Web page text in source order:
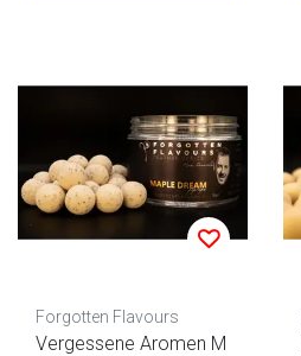
Forgotten Flavours
Vergessene Aromen M